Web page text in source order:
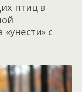
птиц в
с